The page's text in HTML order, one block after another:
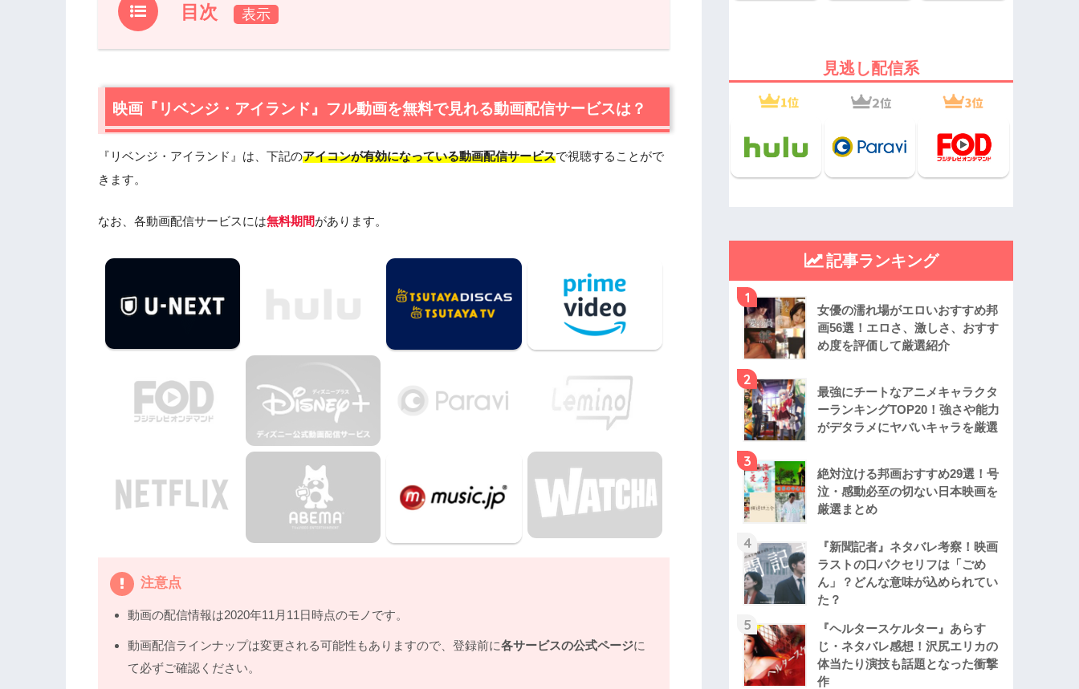
目次
1.映画『リベンジ・アイランド』フル動画を無料で見れる動画配信サービスは？
2.映画『リベンジ・アイランド』作品情報
2.1 映画『リベンジ・アイランド』あらすじ
3.1『エクスペンダブルズ エクステンデッド・デイレクターズ・カット』（2010年）
3.3 『プレデターズ』（2010年）
映画『リベンジ・アイランド』の動画はDailymotionやPandoraではなく、配信サービスで安
5.映画『リベンジ・アイランド』動画フル無料視聴まとめ
映画『リベンジ・アイランド』フル動画を無料で見れる動画配信サービスは？
『リベンジ・アイランド』は、下記のアイコンが有効になっている動画配信サービスで視聴することがで
きます。
なお、各動画配信サービスには無料期間があります。
注意点
動画の配信情報は2020年11月11日時点のモノです。
動画配信ラインナップは変更される可能性もありますので、登録前に各サービスの公式ページに
て必ずご確認ください。
見逃し配信系
記事ランキング
1
女優の濡れ場がエロいおすすめ邦
画56選！エロさ、激しさ、おすす
め度を評価して厳選紹介
2
最強にチートなアニメキャラクタ
ーランキングTOP20！強さや能力
がデタラメにヤバいキャラを厳選
3
絶対泣ける邦画おすすめ29選！号
泣・感動必至の切ない日本映画を
厳選まとめ
4
『新聞記者』ネタバレ考察！映画
ラストの口パクセリフは「ごめ
ん」？どんな意味が込められてい
た？
5
『ヘルタースケルター』あらす
じ・ネタバレ感想！沢尻エリカの
体当たり演技も話題となった衝撃
作